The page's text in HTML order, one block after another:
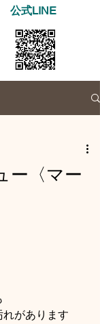
公式LINE
ー〈マー
があります